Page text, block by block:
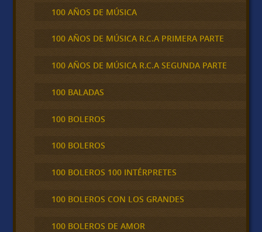
100 AÑOS DE MÚSICA
100 AÑOS DE MÚSICA R.C.A PRIMERA PARTE
100 AÑOS DE MÚSICA R.C.A SEGUNDA PARTE
100 BALADAS
100 BOLEROS
100 BOLEROS
100 BOLEROS 100 INTÉRPRETES
100 BOLEROS CON LOS GRANDES
100 BOLEROS DE AMOR